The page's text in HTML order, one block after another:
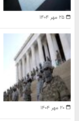
۲۵ مهر ۱۴۰۴
۲۰ مهر ۱۴۰۴